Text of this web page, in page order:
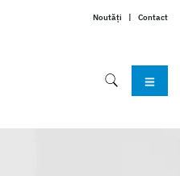
Noutăți | Contact